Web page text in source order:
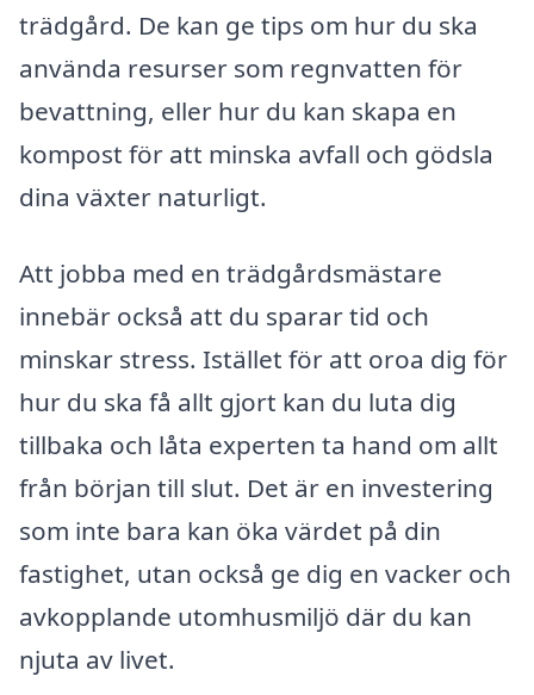
trädgård. De kan ge tips om hur du ska
använda resurser som regnvatten för
bevattning, eller hur du kan skapa en
kompost för att minska avfall och gödsla
dina växter naturligt.
Att jobba med en trädgårdsmästare
innebär också att du sparar tid och
minskar stress. Istället för att oroa dig för
hur du ska få allt gjort kan du luta dig
tillbaka och låta experten ta hand om allt
från början till slut. Det är en investering
som inte bara kan öka värdet på din
fastighet, utan också ge dig en vacker och
avkopplande utomhusmiljö där du kan
njuta av livet.